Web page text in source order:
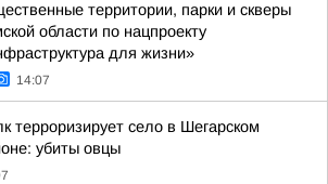
территории, парки и скверы
области по нацпроекту
для жизни»
14:07
терроризирует село в Шегарском
убиты овцы